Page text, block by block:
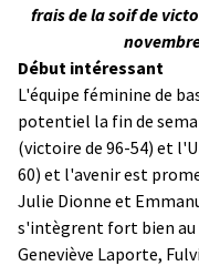
frais de la soif de
Début intéressant
L'équipe féminine de
potentiel la fin de
(victoire de 96-54) et
60) et l'avenir est
Julie Dionne et
s'intègrent fort bien au
Geneviève Laporte,